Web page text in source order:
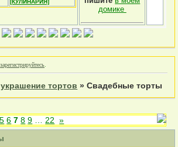
[КУЛИНАРИЯ]
домике
зарегистрируйтесь
украшение тортов »Свадебные торты
5 6 7 8 9 22 »